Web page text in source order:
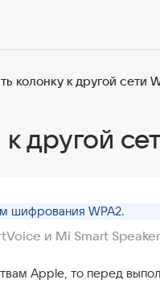
колонку к другой сети
другой
шифрования WPA2.
и Mi Smart Speaker
Apple, то перед